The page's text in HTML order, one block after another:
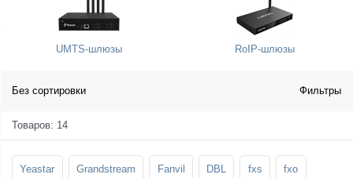
UMTS-шлюзы RoIP-шлюзы
Без сортировки Фильтры
Товаров: 14
Yeastar Grandstream Fanvil DBL fxs fxo
Стойки и крепления для панелей и
телевизоров
Шахтные телефоны
SFP-модули
3G/4G LTE и ADSL модемы
Мобильные телефоны